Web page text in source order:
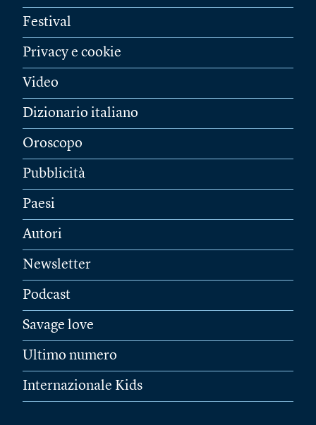
Festival
Privacy e cookie
Video
Dizionario italiano
Oroscopo
Pubblicità
Paesi
Autori
Newsletter
Podcast
Savage love
Ultimo numero
Internazionale Kids